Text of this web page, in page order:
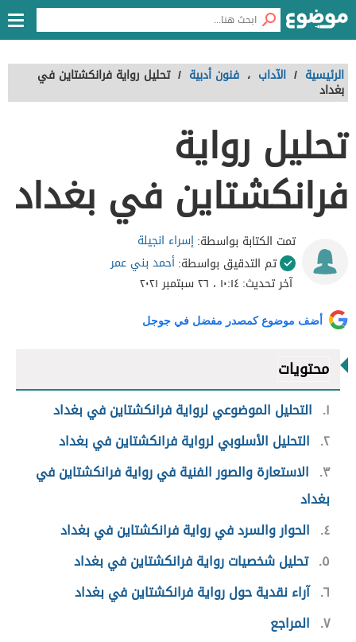
الرئيسية / الآداب ، فنون أدبية / تحليل رواية فرانكشتاين في
بغداد
تحليل رواية
فرانكشتاين في بغداد
تمت الكتابة بواسطة:إسراء انجيلة
تم التدقيق بواسطة:أحمد بني عمر
آخر تحديث:١٠:١٤ ، ٢٦ سبتمبر ٢٠٢١
أضف موضوع كمصدر مفضل في جوجل
محتويات
١
التحليل الموضوعي لرواية فرانكشتاين في بغداد
٢ التحليل الأسلوبي لرواية فرانكشتاين في بغداد
٣
الاستعارة والصور الفنية في رواية فرانكشتاين في
بغداد
٤
الحوار والسرد في رواية فرانكشتاين في بغداد
٥ تحليل شخصيات رواية فرانكشتاين في بغداد
٦ آراء نقدية حول رواية فرانكشتاين في بغداد
٧ المراجع